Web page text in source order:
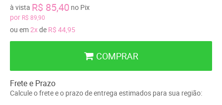
por R$ 89,90
à vista R$ 85,40 no Pix
ou em2xde R$ 44,95
COMPRAR
Frete e Prazo
Calcule o frete e o prazo de entrega estimados para sua região: